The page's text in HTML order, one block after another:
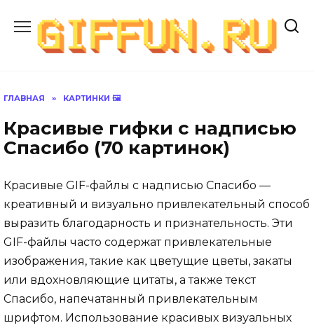
содержанию
ГЛАВНАЯ » КАРТИНКИ 🖼
Красивые гифки с надписью
Спасибо (70 картинок)
Красивые GIF-файлы с надписью Спасибо —
креативный и визуально привлекательный способ
выразить благодарность и признательность. Эти
GIF-файлы часто содержат привлекательные
изображения, такие как цветущие цветы, закаты
или вдохновляющие цитаты, а также текст
Спасибо, напечатанный привлекательным
шрифтом. Использование красивых визуальных